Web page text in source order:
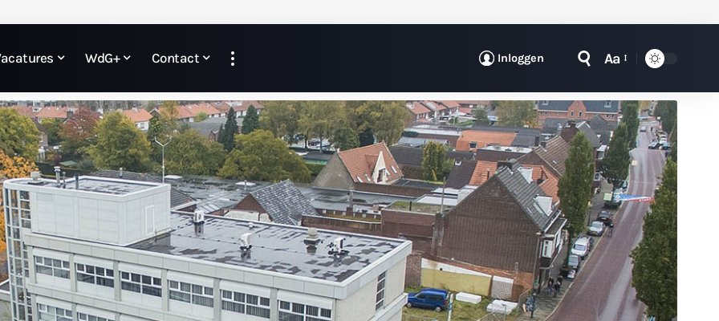
WdG+ Contact Inloggen Aa